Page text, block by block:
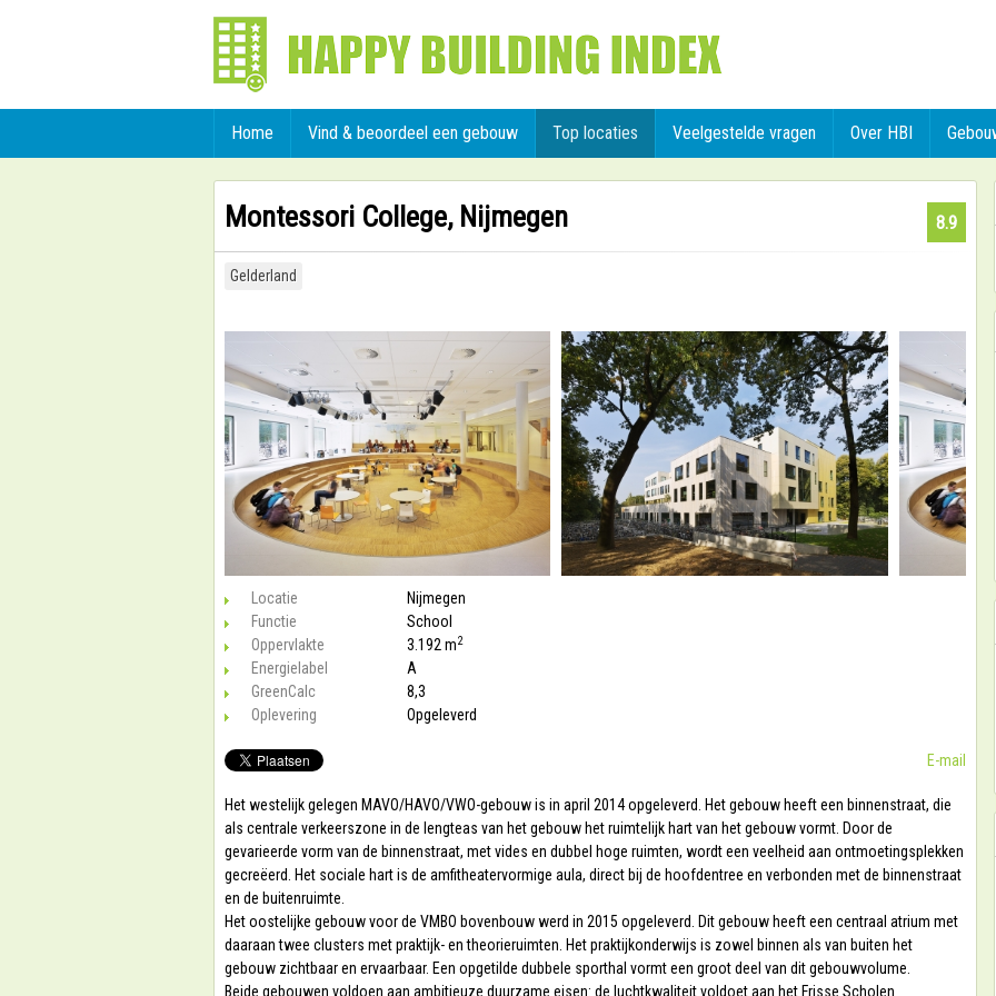
Home Vind & beoordeel een gebouw Top locaties Veelgestelde vragen Over HBI
Montessori College, Nijmegen 8.9
Gelderland
Locatie
Nijmegen
Functie
School
Oppervlakte
3.192 m2
Energielabel
A
GreenCalc
8,3
Oplevering
Opgeleverd
E-mail
Het westelijk gelegen MAVO/HAVO/VWO-gebouw is in april 2014 opgeleverd. Het gebouw heeft een binnenstraat, die
als centrale verkeerszone in de lengteas van het gebouw het ruimtelijk hart van het gebouw vormt. Door de
gevarieerde vorm van de binnenstraat, met vides en dubbel hoge ruimten, wordt een veelheid aan ontmoetingsplekken
gecreëerd. Het sociale hart is de amfitheatervormige aula, direct bij de hoofdentree en verbonden met de binnenstraat
en de buitenruimte.
Het oostelijke gebouw voor de VMBO bovenbouw werd in 2015 opgeleverd. Dit gebouw heeft een centraal atrium met
daaraan twee clusters met praktijk- en theorieruimten. Het praktijkonderwijs is zowel binnen als van buiten het
gebouw zichtbaar en ervaarbaar. Een opgetilde dubbele sporthal vormt een groot deel van dit gebouwvolume.
Beide gebouwen voldoen aan ambitieuze duurzame eisen: de luchtkwaliteit voldoet aan het Frisse Scholen